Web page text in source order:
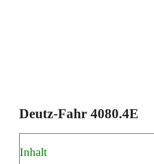
Deutz-Fahr 4080.4E
Inhalt